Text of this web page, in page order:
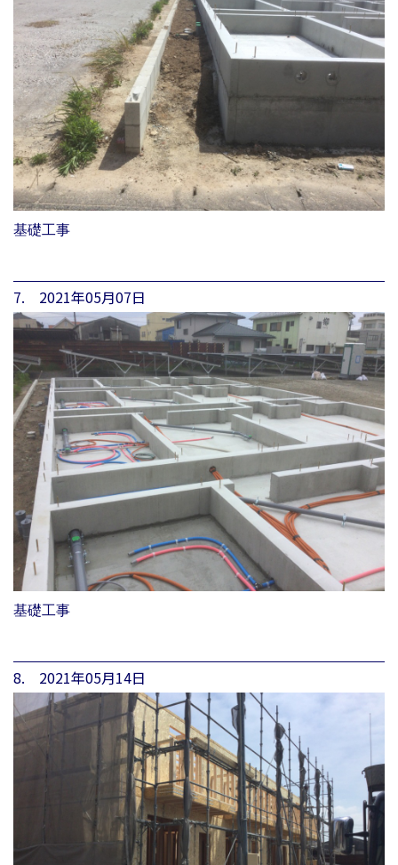
基礎工事
7. 2021年05月07日
基礎工事
8. 2021年05月14日